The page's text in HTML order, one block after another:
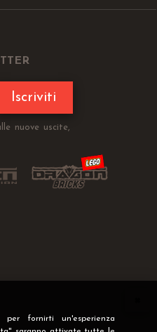
fornirti un'esperienza
Iscriviti
nuove uscite,